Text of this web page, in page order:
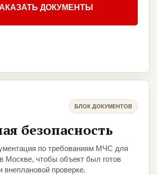
ДОКУМЕНТЫ
БЛОК ДОКУМЕНТОВ
безопасность
по требованиям МЧС для
Москве, чтобы объект был готов
внеплановой проверке.